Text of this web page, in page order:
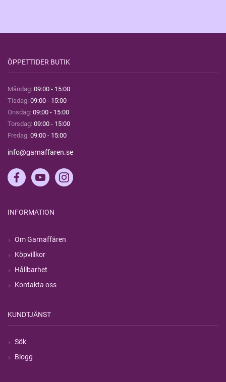
ÖPPETTIDER BUTIK
Måndag: 09:00 - 15:00
Tisdag: 09:00 - 15:00
Onsdag: 09:00 - 15:00
Torsdag: 09:00 - 15:00
Fredag: 09:00 - 15:00
info@garnaffaren.se
INFORMATION
Om Garnaffären
Köpvillkor
Hållbarhet
Kontakta oss
KUNDTJÄNST
Sök
Blogg